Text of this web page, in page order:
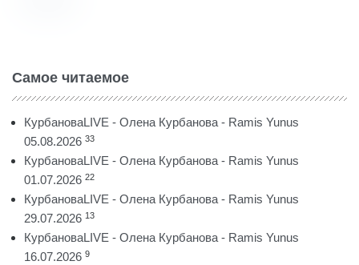
Самое читаемое
КурбановаLIVE - Олена Курбанова - Ramis Yunus
05.08.2026 33
КурбановаLIVE - Олена Курбанова - Ramis Yunus
01.07.2026 22
КурбановаLIVE - Олена Курбанова - Ramis Yunus
29.07.2026 13
КурбановаLIVE - Олена Курбанова - Ramis Yunus
16.07.2026 9